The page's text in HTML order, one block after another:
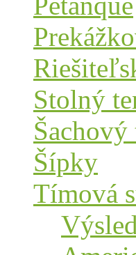
Stolný
Šachový
Šípky
Tímová